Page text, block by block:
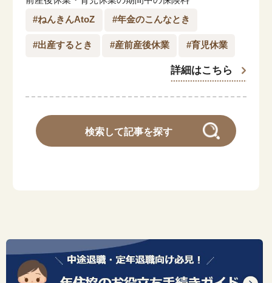
#ねんきんAtoZ #年金のこんなとき
#出産するとき #産前産後休業 #育児休業
詳細はこちら
検索して記事を探す